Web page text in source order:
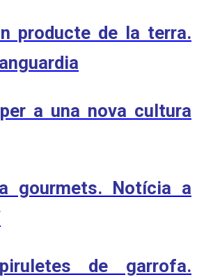
producte de la terra.
a una nova cultura
gourmets. Notícia a
de garrofa.